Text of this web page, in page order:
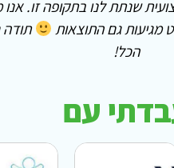
והנחישות שלך! רק אחרי
תודה על שנתת לנו!
עם